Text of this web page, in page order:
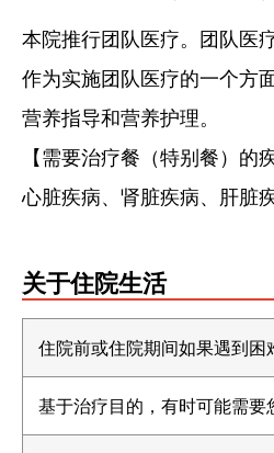
本院推行团队医疗。团队医
作为实施团队医疗的一个方
营养指导和营养护理。
【需要治疗餐（特别餐）的
心脏疾病、肾脏疾病、肝脏
关于住院生活
住院前或住院期间如果遇到困
基于治疗目的，有时可能需要